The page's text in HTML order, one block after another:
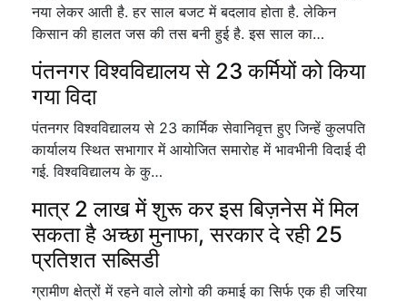
नया लेकर आती है. हर साल बजट में बदलाव होता है. लेकिन
किसान की हालत जस की तस बनी हुई है. इस साल का…
पंतनगर विश्वविद्यालय से 23 कर्मियों को किया
गया विदा
पंतनगर विश्वविद्यालय से 23 कार्मिक सेवानिवृत्त हुए जिन्हें कुलपति
कार्यालय स्थित सभागार में आयोजित समारोह में भावभीनी विदाई दी
गई. विश्वविद्यालय के कु…
मात्र 2 लाख में शुरू कर इस बिज़नेस में मिल
सकता है अच्छा मुनाफा, सरकार दे रही 25
प्रतिशत सब्सिडी
ग्रामीण क्षेत्रों में रहने वाले लोगो की कमाई का सिर्फ एक ही जरिया